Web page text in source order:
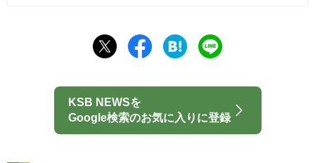
KSB NEWSを
Google検索のお気に入りに登録